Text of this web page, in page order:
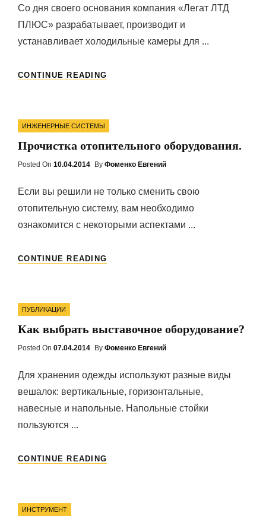
Со дня своего основания компания «Легат ЛТД
ПЛЮС» разрабатывает, производит и
устанавливает холодильные камеры для ...
CONTINUE READING
КАМЕРЫ?
Categories
ИНЖЕНЕРНЫЕ СИСТЕМЫ
Прочистка отопительного оборудования.
Posted On Posted
10.04.2014 By Фоменко Евгений
Если вы решили не только сменить свою
отопительную систему, вам необходимо
ознакомится с некоторыми аспектами ...
CONTINUE READING
Categories
ПУБЛИКАЦИИ
Как выбрать выставочное оборудование?
Posted On Posted
07.04.2014 By Фоменко Евгений
Для хранения одежды используют разные виды
вешалок: вертикальные, горизонтальные,
навесные и напольные. Напольные стойки
пользуются ...
CONTINUE READING
Categories
ИНСТРУМЕНТ